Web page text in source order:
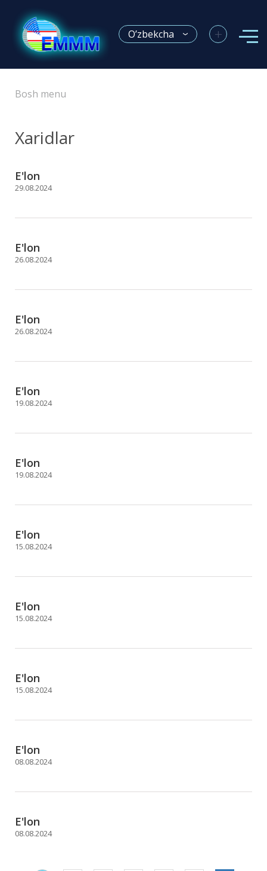
O’zbekcha +
Bosh menu
Xaridlar
E'lon
29.08.2024
E'lon
26.08.2024
E'lon
26.08.2024
E'lon
19.08.2024
E'lon
19.08.2024
E'lon
15.08.2024
E'lon
15.08.2024
E'lon
15.08.2024
E'lon
08.08.2024
E'lon
08.08.2024